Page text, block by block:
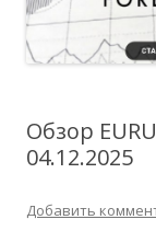
Обзор
04.12.2025
Добавить